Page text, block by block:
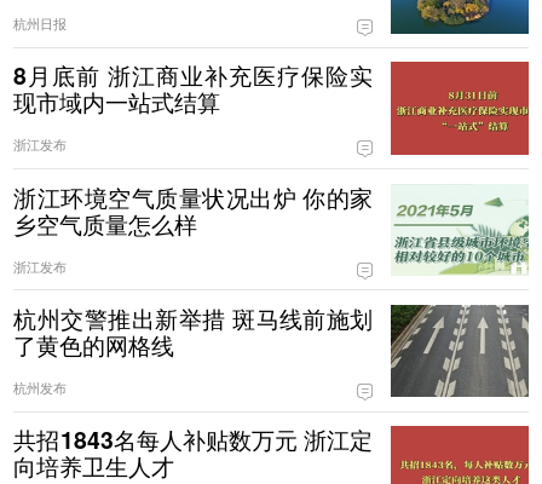
杭州日报
8月底前 浙江商业补充医疗保险实
现市域内一站式结算
浙江发布
浙江环境空气质量状况出炉 你的家
乡空气质量怎么样
浙江发布
杭州交警推出新举措 斑马线前施划
了黄色的网格线
杭州发布
共招1843名每人补贴数万元 浙江定
向培养卫生人才